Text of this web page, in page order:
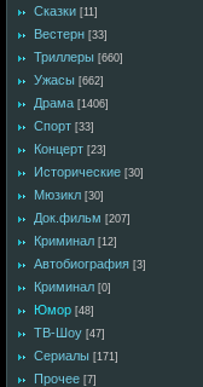
Сказки [11]
Вестерн [33]
Триллеры [660]
Ужасы [662]
Драма [1406]
Спорт [33]
Концерт [23]
Исторические [30]
Мюзикл [30]
Док.фильм [207]
Криминал [12]
Автобиография [3]
Криминал [0]
Юмор [48]
ТВ-Шоу [47]
Сериалы [171]
Прочее [7]